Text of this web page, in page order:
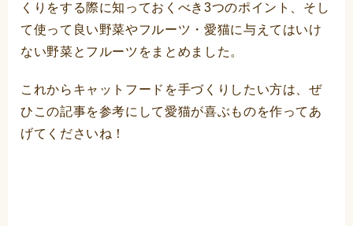
くりをする際に知っておくべき3つのポイント、そし
て使って良い野菜やフルーツ・愛猫に与えてはいけ
ない野菜とフルーツをまとめました。
これからキャットフードを手づくりしたい方は、ぜ
ひこの記事を参考にして愛猫が喜ぶものを作ってあ
げてくださいね！